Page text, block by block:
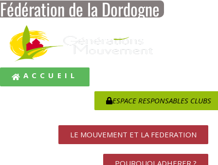
Fédération de la Dordogne
ACCUEIL
ESPACE RESPONSABLES CLUBS
LE MOUVEMENT ET LA FEDERATION
POURQUOI ADHERER ?